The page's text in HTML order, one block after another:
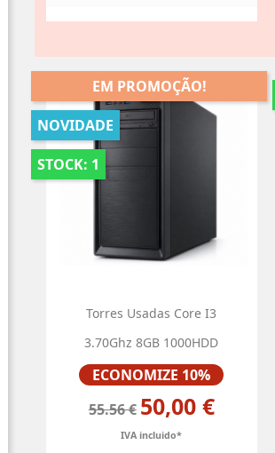
EM PROMOÇÃO!
NOVIDADE
STOCK: 1
Torres Usadas Core I3
3.70Ghz 8GB 1000HDD
Preço
ECONOMIZE 10%
55.56 € 50,00 €
IVA incluido*